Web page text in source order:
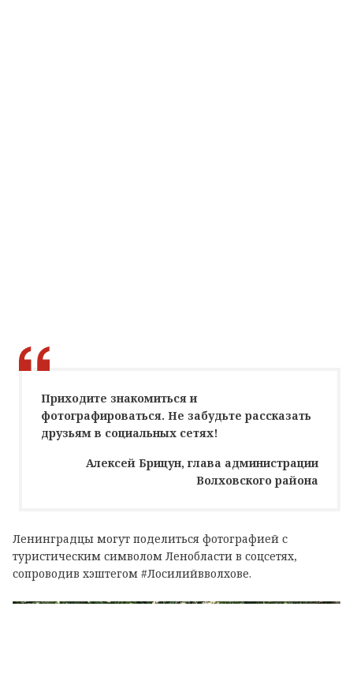
Приходите знакомиться и
фотографироваться. Не забудьте рассказать
друзьям в социальных сетях!
Алексей Брицун, глава администрации
Волховского района
Ленинградцы могут поделиться фотографией с
туристическим символом Ленобласти в соцсетях,
сопроводив хэштегом #Лосилийвволхове.